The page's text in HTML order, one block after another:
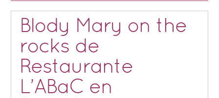
Blody Mary on the
rocks de
Restaurante
L’ABaC en